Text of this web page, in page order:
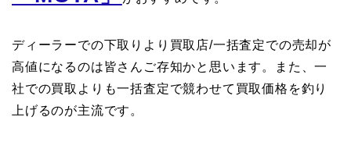
ディーラーでの下取りより買取店/一括査定での売却が
高値になるのは皆さんご存知かと思います。また、一
社での買取よりも一括査定で競わせて買取価格を釣り
上げるのが主流です。